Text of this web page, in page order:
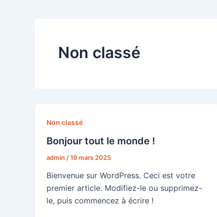
Non classé
Non classé
Bonjour tout le monde !
admin /19 mars 2025
Bienvenue sur WordPress. Ceci est votre
premier article. Modifiez-le ou supprimez-
le, puis commencez à écrire !